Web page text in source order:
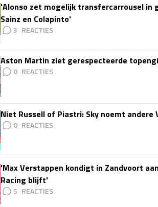
'Alonso zet mogelijk transfercarrousel in
Sainz en Colapinto'
3
Aston Martin ziet gerespecteerde
0
Niet Russell of Piastri: Sky noemt
0
'Max Verstappen kondigt in Zandvoort
Racing blijft'
5